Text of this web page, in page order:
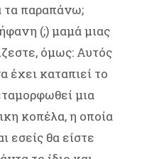
τα παραπάνω;
(;) μαμά μιας
όμως: Αυτός
έχει καταπιεί το
μια
κοπέλα, η οποία
εσείς θα είστε